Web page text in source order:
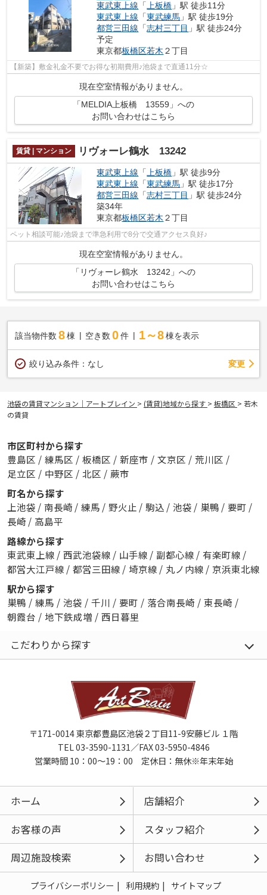
東武東上線 「上板橋 」駅 徒歩11分
東武東上線 「東武練馬 」駅 徒歩19分
都営三田線 「志村三丁目 」駅 徒歩24分
予定
東京都板橋区若木 ２丁目
【新築】敷金礼金不要でお得な初期費用♪池袋まで直通11分☆
現在空室情報がありません。
「MELDIA上板橋 13559」への
お問い合わせはこちら
賃貸 | マンション リヴォーレ鶴水 13242
東武東上線 「上板橋 」駅 徒歩9分
東武東上線 「東武練馬 」駅 徒歩17分
都営三田線 「志村三丁目 」駅 徒歩24分
築34年
東京都板橋区若木 ２丁目
ペット相談可能♪池袋まで準急利用で8分で交通アクセス良好♪
現在空室情報がありません。
「リヴォーレ鶴水 13242」への
お問い合わせはこちら
該当物件数 8棟 空き数 0 件 1～8 棟を表示
絞り込み条件： なし 変更
池袋の賃貸マンション｜アートブレイン > (賃貸)地域から探す > 板橋区 > 若木
の賃貸
市区町村から探す
豊島区 / 練馬区 / 板橋区 / 新座市 / 文京区 / 荒川区 /
足立区 / 中野区 / 北区 / 蕨市
町名から探す
上池袋 / 南長崎 / 練馬 / 野火止 / 駒込 / 池袋 / 巣鴨 / 要町 /
長崎 / 高島平
路線から探す
東武東上線 / 西武池袋線 / 山手線 / 副都心線 / 有楽町線 /
都営大江戸線 / 都営三田線 / 埼京線 / 丸ノ内線 / 京浜東北線
駅から探す
巣鴨 / 練馬 / 池袋 / 千川 / 要町 / 落合南長崎 / 東長崎 /
朝霞台 / 地下鉄成増 / 西日暮里
こだわりから探す
〒171-0014 東京都豊島区池袋２丁目11-9安藤ビル １階
TEL 03-3590-1131／FAX 03-5950-4846
営業時間 10：00～19：00 定休日：無休※年末年始
ホーム
店舗紹介
お客様の声
スタッフ紹介
周辺施設検索
お問い合わせ
プライバシーポリシー 利用規約 サイトマップ